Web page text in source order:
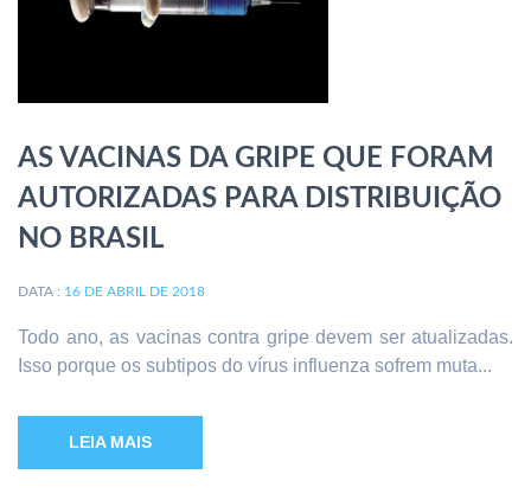
AS VACINAS DA GRIPE QUE FORAM
AUTORIZADAS PARA DISTRIBUIÇÃO
NO BRASIL
DATA : 16 DE ABRIL DE 2018
Todo ano, as vacinas contra gripe devem ser atualizadas.
Isso porque os subtipos do vírus influenza sofrem muta...
LEIA MAIS